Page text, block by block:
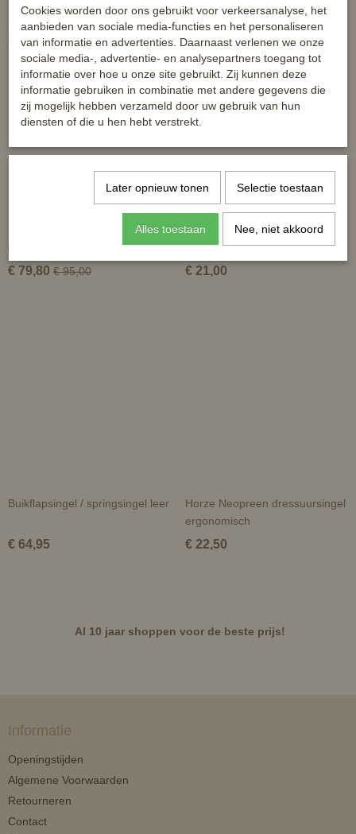
Ook interessant
dressuursingel Crescendo
€ 79,80 € 95,00
Neopreen dressuursingel
€ 21,00
Buikflapsingel / springsingel leer
€ 64,95
Horze Neopreen dressuursingel
ergonomisch
€ 22,50
Al 10 jaar shoppen voor de beste prijs!
Informatie
Openingstijden
Algemene Voorwaarden
Retourneren
Contact
Cookies worden door ons gebruikt voor verkeersanalyse, het
aanbieden van sociale media-functies en het personaliseren
van informatie en advertenties. Daarnaast verlenen we onze
sociale media-, advertentie- en analysepartners toegang tot
informatie over hoe u onze site gebruikt. Zij kunnen deze
informatie gebruiken in combinatie met andere gegevens die
zij mogelijk hebben verzameld door uw gebruik van hun
diensten of die u hen hebt verstrekt.
Later opnieuw tonen Selectie toestaan
Alles toestaan Nee, niet akkoord